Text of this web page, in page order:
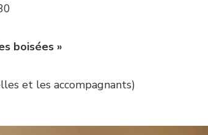
boisées »
et les accompagnants)